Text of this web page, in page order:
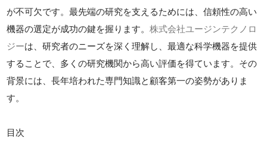
が不可欠です。最先端の研究を支えるためには、信頼性の高い
機器の選定が成功の鍵を握ります。株式会社ユージンテクノロ
ジーは、研究者のニーズを深く理解し、最適な科学機器を提供
することで、多くの研究機関から高い評価を得ています。その
背景には、長年培われた専門知識と顧客第一の姿勢がありま
す。
目次